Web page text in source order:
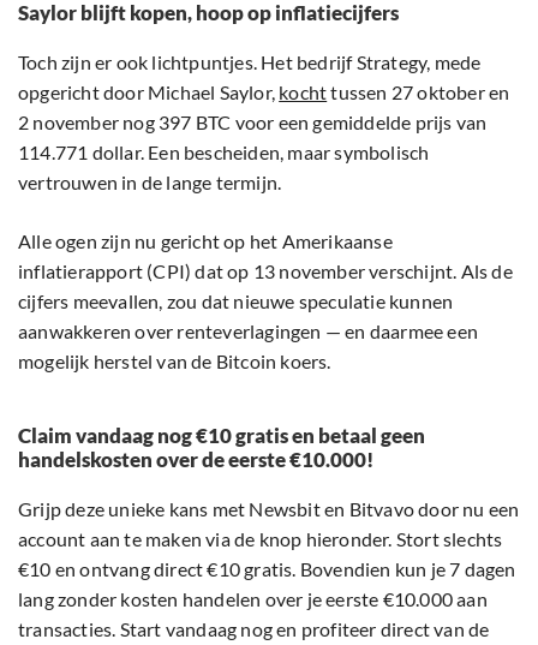
Saylor blijft kopen, hoop op inflatiecijfers
Toch zijn er ook lichtpuntjes. Het bedrijf Strategy, mede
opgericht door Michael Saylor, kochttussen 27 oktober en
2 november nog 397 BTC voor een gemiddelde prijs van
114.771 dollar. Een bescheiden, maar symbolisch
vertrouwen in de lange termijn.
Alle ogen zijn nu gericht op het Amerikaanse
inflatierapport (CPI) dat op 13 november verschijnt. Als de
cijfers meevallen, zou dat nieuwe speculatie kunnen
aanwakkeren over renteverlagingen — en daarmee een
mogelijk herstel van de Bitcoin koers.
Claim vandaag nog €10 gratis en betaal geen
handelskosten over de eerste €10.000!
Grijp deze unieke kans met Newsbit en Bitvavo door nu een
account aan te maken via de knop hieronder. Stort slechts
€10 en ontvang direct €10 gratis. Bovendien kun je 7 dagen
lang zonder kosten handelen over je eerste €10.000 aan
transacties. Start vandaag nog en profiteer direct van de